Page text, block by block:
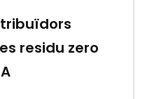
residu zero